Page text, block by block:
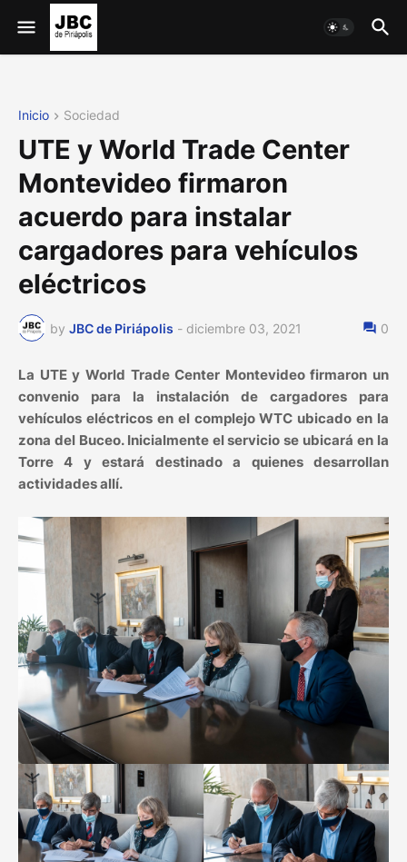
Inicio Sociedad
UTE y World Trade Center
Montevideo firmaron
acuerdo para instalar
cargadores para vehículos
eléctricos
by JBC de Piriápolis - diciembre 03, 2021 0
La UTE y World Trade Center Montevideo firmaron un
convenio para la instalación de cargadores para
vehículos eléctricos en el complejo WTC ubicado en la
zona del Buceo. Inicialmente el servicio se ubicará en la
Torre 4 y estará destinado a quienes desarrollan
actividades allí.